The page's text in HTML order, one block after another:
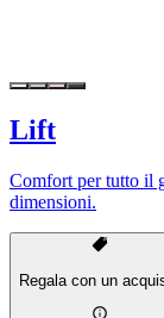
Lift
Comfort per tutto il
dimensioni.
Regala con un